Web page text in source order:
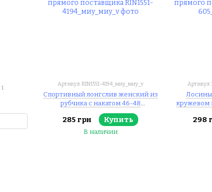
Артикул: RIN1551-4194_миу_миу_v
Спортивный лонгслив женский из
рубчика с накатом 46-48
"BONJOUR" недорого от прямого
поставщика
285 грн Купить
В наличии
Артикул:
кружевом
298
1